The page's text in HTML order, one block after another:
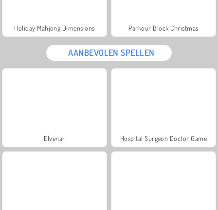
Holiday Mahjong Dimensions Parkour Block Christmas
AANBEVOLEN SPELLEN
Elvenar Hospital Surgeon Doctor Game